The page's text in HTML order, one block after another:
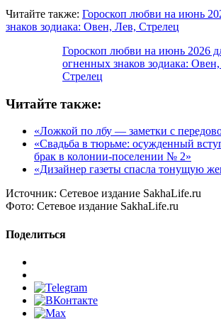
Читайте также: Гороскоп любви на июнь
знаков зодиака: Овен, Лев, Стрелец
Гороскоп любви на июнь 2026
огненных знаков зодиака:
Стрелец
Читайте также:
«Ложкой по лбу — заметки с
«Свадьба в тюрьме: осужденный
брак в колонии-поселении № 2»
«Дизайнер газеты спасла тонущую
Источник: Сетевое издание SakhaLife.ru
Фото: Сетевое издание SakhaLife.ru
Поделиться